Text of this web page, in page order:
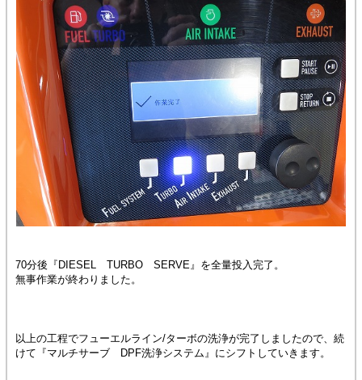
70分後『DIESEL TURBO SERVE』を全量投入完了。
無事作業が終わりました。
以上の工程でフューエルライン/ターボの洗浄が完了しましたので、続
けて『マルチサーブ DPF洗浄システム』にシフトしていきます。